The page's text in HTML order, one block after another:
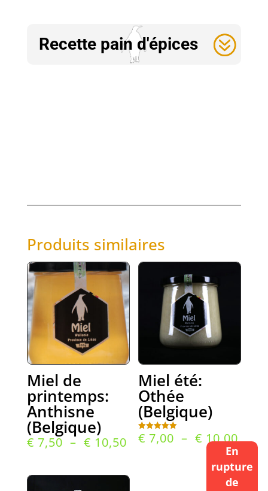
Recette pain d'épices
Produits similaires
En
rupture
de
Miel de
printemps:
Anthisne
(Belgique)
€ 7,50 – € 10,50Plage
prix :
Miel été:
Othée
(Belgique)
Note
5.00
€ 7,00 – € 10,00
de
prix :
€